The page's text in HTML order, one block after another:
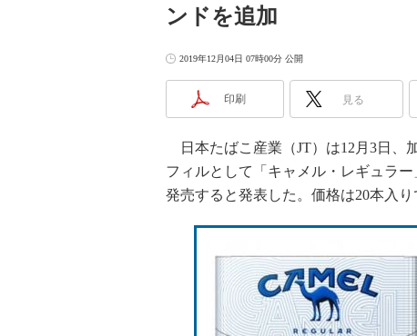
ンドを追加
2019年12月04日 07時00分 公開
印刷 見る
日本たばこ産業（JT）は12月3日、
フィルとして「キャメル・レギュラ
発売すると発表した。価格は20本入り